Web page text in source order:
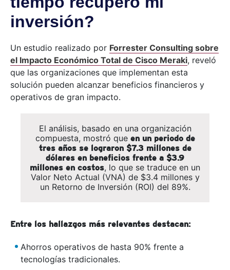
inversión?
Un estudio realizado por Forrester Consulting sobre
el Impacto Económico Total de Cisco Meraki, reveló
que las organizaciones que implementan esta
solución pueden alcanzar beneficios financieros y
operativos de gran impacto.
El análisis, basado en una organización
compuesta, mostró que en un periodo de
tres años se lograron $7.3 millones de
dólares en beneficios frente a $3.9
millones en costos, lo que se traduce en un
Valor Neto Actual (VNA) de $3.4 millones y
un Retorno de Inversión (ROI) del 89%.
Entre los hallazgos más relevantes destacan:
Ahorros operativos de hasta 90% frente a
tecnologías tradicionales.